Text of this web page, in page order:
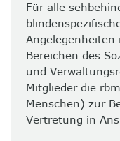
Für alle
Angelegenheiten
Bereichen des
und
Mitglieder die
Menschen) zur
Vertretung in